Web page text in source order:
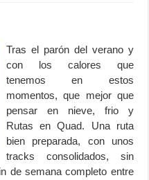
Tras el parón del verano y
con los calores que
tenemos en estos
momentos, que mejor que
pensar en nieve, frio y
Rutas en Quad. Una ruta
bien preparada, con unos
tracks consolidados, sin
de semana completo entre